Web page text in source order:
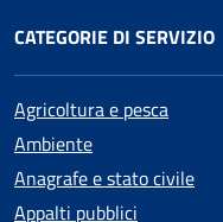
CATEGORIE DI SERVIZIO
Agricoltura e pesca
Ambiente
Anagrafe e stato civile
Appalti pubblici